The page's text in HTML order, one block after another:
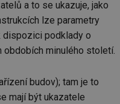
a to se ukazuje, jako
lze parametry
dispozici podklady o
minulého století.
budov); tam je to
mají být ukazatele